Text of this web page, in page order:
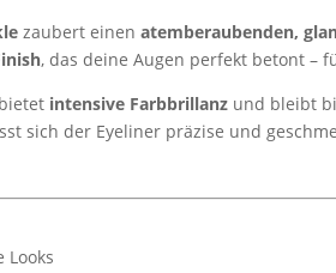
zaubert einenatemberaubenden,
, das deine Augen perfekt betont –
intensive Farbbrillanz und bleibt
sich der Eyeliner präzise und
Looks